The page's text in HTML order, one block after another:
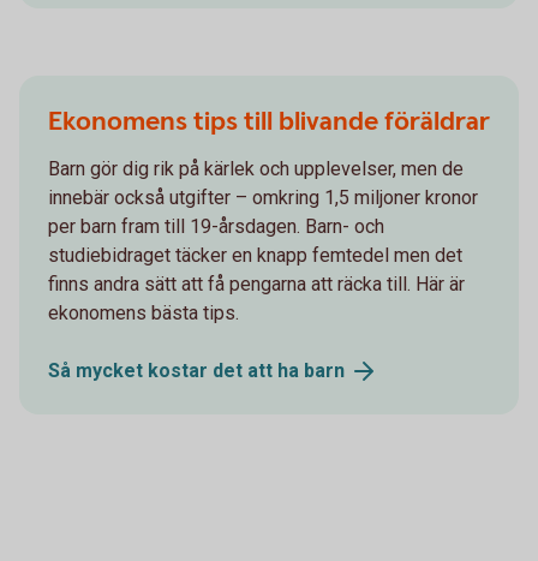
Ekonomens tips till blivande föräldrar
Barn gör dig rik på kärlek och upplevelser, men de
innebär också utgifter – omkring 1,5 miljoner kronor
per barn fram till 19-årsdagen. Barn- och
studiebidraget täcker en knapp femtedel men det
finns andra sätt att få pengarna att räcka till. Här är
ekonomens bästa tips.
Så mycket kostar det att ha barn